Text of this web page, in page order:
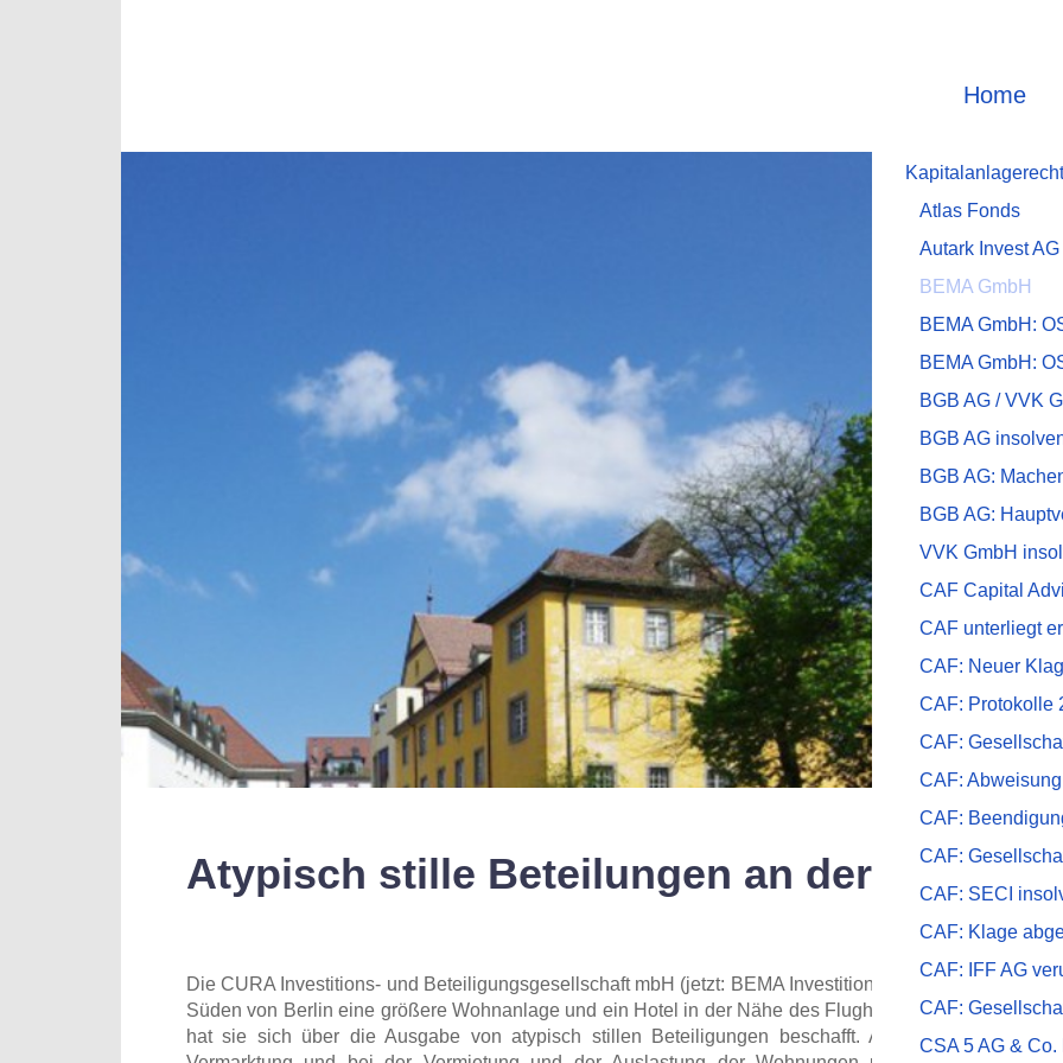
Home
Kapitalanlagerecht
Atlas Fonds
Autark Invest AG
BEMA GmbH
BEMA GmbH:
BEMA GmbH:
BGB AG / VVK
BGB AG
BGB AG:
BGB AG:
VVK GmbH
CAF Capital
CAF unterliegt
CAF: Neuer
CAF: Protokolle
CAF:
CAF:
CAF:
CAF:
CAF: SECI
CAF: Klage
CAF: IFF AG
CAF:
CSA 5 AG & Co.
Atypisch stille Beteilungen an der BEMA
Die CURA Investitions- und Beteiligungsgesellschaft mbH (jetzt: BEMA Investitions- und Beteiligungs
Süden von Berlin eine größere Wohnanlage und ein Hotel in der Nähe des Flughafens Berlin-
hat sie sich über die Ausgabe von atypisch stillen Beteiligungen beschafft. Allerdings gab und